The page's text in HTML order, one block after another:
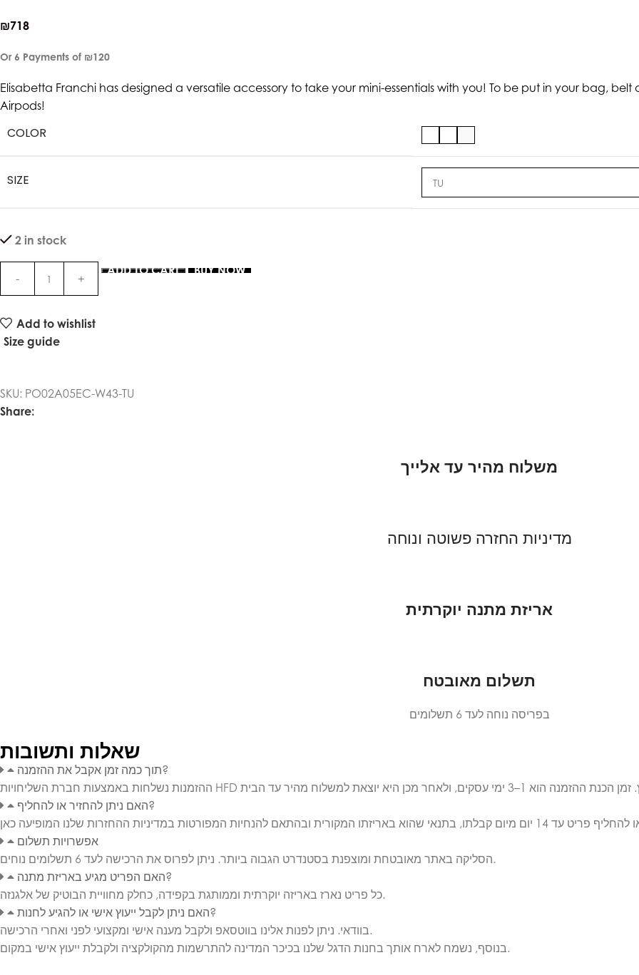
₪718
Or 6 Payments of ₪120
Elisabetta Franchi has designed a versatile accessory to take your mini-essentials with you! To be put in your bag,
Airpods!
COLOR
SIZE
2 in stock
ADD TO CART BUY NOW
Add to wishlist
Size guide
SKU: PO02A05EC-W43-TU
Share:
משלוח מהיר עד אלייך
מדיניות החזרה פשוטה ונוחה
אריזת מתנה יוקרתית
תשלום מאובטח
בפריסה נוחה לעד 6 תשלומים
שאלות ותשובות
תוך כמה זמן אקבל את ההזמנה?
האם ניתן להחזיר או להחליף?
אפשרויות תשלום
הסליקה באתר מאובטחת ומוצפנת בסטנדרט הגבוה ביותר. ניתן לפרוס את הרכישה לעד 6 תשלומים נוחים.
האם הפריט מגיע באריזת מתנה?
כל פריט נארז באריזה יוקרתית וממותגת בקפידה, כחלק מחוויית הבוטיק של אלגנזה.
האם ניתן לקבל ייעוץ אישי או להגיע לחנות?
בוודאי. ניתן לפנות אלינו בווטסאפ ולקבל מענה אישי ומקצועי לפני ואחרי הרכישה.
בנוסף, נשמח לארח אותך בחנות הדגל שלנו בכיכר המדינה להתרשמות מהקולקציה ולקבלת ייעוץ אישי במקום.